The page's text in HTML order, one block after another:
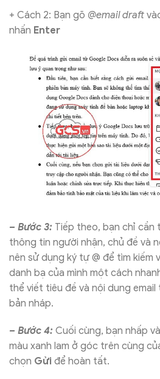
+ Cách 2: Bạn gõ @email draft
nhấn Enter
– Bước 3: Tiếp theo, bạn chỉ cần
thông tin người nhận, chủ đề và
nên sử dụng ký tự @ để tìm kiếm
danh bạ của mình một cách
thể viết tiêu đề và nội dung
bản nháp.
– Bước 4: Cuối cùng, bạn nhấp
màu xanh lam ở góc trên cùng
chọn Gửi để hoàn tất.